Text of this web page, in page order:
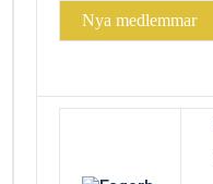
Nya medlemmar